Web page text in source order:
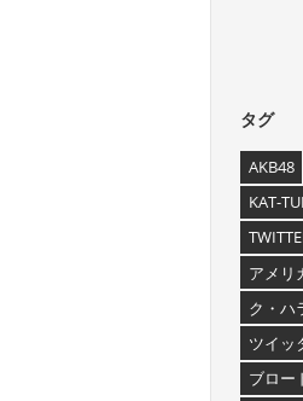
タグ
AKB48
KAT-
アメリ
ク・ハ
ツイッ
ブロー